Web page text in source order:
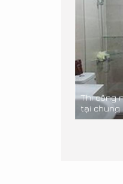
Thi công
tại chung